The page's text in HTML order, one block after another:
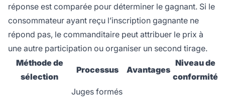
réponse est comparée pour déterminer le gagnant. Si le
consommateur ayant reçu l’inscription gagnante ne
répond pas, le commanditaire peut attribuer le prix à
une autre participation ou organiser un second tirage.
Méthode de
sélection
Processus Avantages
Niveau de
conformité
Juges formés